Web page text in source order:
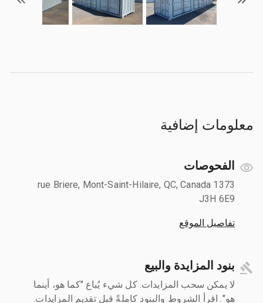
معلومات إضافية
الفحوصات
1373 rue Briere, Mont-Saint-Hilaire, QC, Canada
J3H 6E9
تفاصيل الموقع
بنود المزايدة والبيع
لا يمكن سحب المزايدات. كل شيء يُباع "كما هو، أينما
هو". اقرأ الشروط والبنود كاملةً قبل تقديم المزايدات.